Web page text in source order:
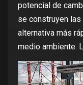
potencial de
se construyen
alternativa más
medio ambiente.